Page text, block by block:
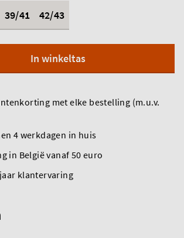
39/41 42/43
In winkeltas
met elke bestelling (m.u.v.
4 werkdagen in huis
in België vanaf 50 euro
klantervaring